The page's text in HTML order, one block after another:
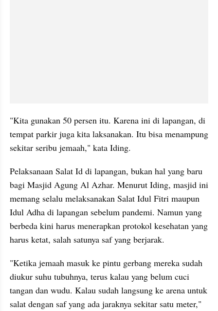
"Kita gunakan 50 persen itu. Karena ini di lapangan, di
tempat parkir juga kita laksanakan. Itu bisa menampung
sekitar seribu jemaah," kata Iding.
Pelaksanaan Salat Id di lapangan, bukan hal yang baru
bagi Masjid Agung Al Azhar. Menurut Iding, masjid ini
memang selalu melaksanakan Salat Idul Fitri maupun
Idul Adha di lapangan sebelum pandemi. Namun yang
berbeda kini harus menerapkan protokol kesehatan yang
harus ketat, salah satunya saf yang berjarak.
"Ketika jemaah masuk ke pintu gerbang mereka sudah
diukur suhu tubuhnya, terus kalau yang belum cuci
tangan dan wudu. Kalau sudah langsung ke arena untuk
salat dengan saf yang ada jaraknya sekitar satu meter,"